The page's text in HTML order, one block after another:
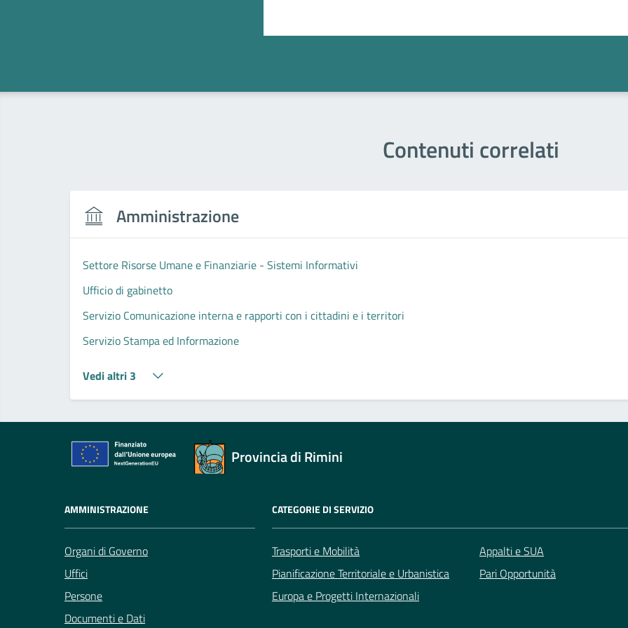
Contenuti correlati
Amministrazione
Settore Risorse Umane e Finanziarie - Sistemi Informativi
Ufficio di gabinetto
Servizio Comunicazione interna e rapporti con i cittadini e i territori
Servizio Stampa ed Informazione
Vedi altri 3
Provincia di Rimini
AMMINISTRAZIONE
Organi di Governo
Uffici
Persone
Documenti e Dati
CATEGORIE DI SERVIZIO
Trasporti e Mobilità
Pianificazione Territoriale e Urbanistica
Europa e Progetti Internazionali
Appalti e SUA
Pari Opportunità